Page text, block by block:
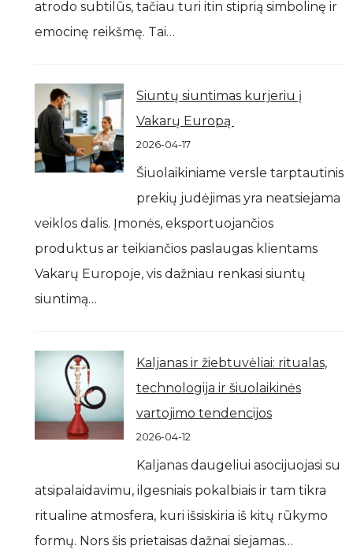
atrodo subtilūs, tačiau turi itin stiprią simbolinę ir
emocinę reikšmę. Tai…
Siuntų siuntimas kurjeriu į
Vakarų Europą
2026-04-17
Šiuolaikiniame versle tarptautinis
prekių judėjimas yra neatsiejama
veiklos dalis. Įmonės, eksportuojančios
produktus ar teikiančios paslaugas klientams
Vakarų Europoje, vis dažniau renkasi siuntų
siuntimą…
Kaljanas ir žiebtuvėliai: ritualas,
technologija ir šiuolaikinės
vartojimo tendencijos
2026-04-12
Kaljanas daugeliui asocijuojasi su
atsipalaidavimu, ilgesniais pokalbiais ir tam tikra
ritualine atmosfera, kuri išsiskiria iš kitų rūkymo
formų. Nors šis prietaisas dažnai siejamas…